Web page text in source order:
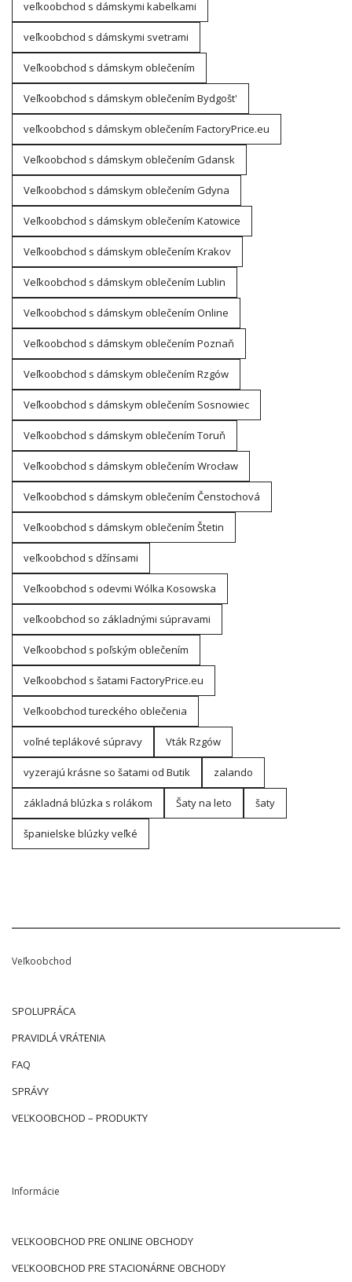
veľkoobchod s dámskymi kabelkami
veľkoobchod s dámskymi svetrami
Veľkoobchod s dámskym oblečením
Veľkoobchod s dámskym oblečením Bydgošt'
veľkoobchod s dámskym oblečením FactoryPrice.eu
Veľkoobchod s dámskym oblečením Gdansk
Veľkoobchod s dámskym oblečením Gdyna
Veľkoobchod s dámskym oblečením Katowice
Veľkoobchod s dámskym oblečením Krakov
Veľkoobchod s dámskym oblečením Lublin
Veľkoobchod s dámskym oblečením Online
Veľkoobchod s dámskym oblečením Poznaň
Veľkoobchod s dámskym oblečením Rzgów
Veľkoobchod s dámskym oblečením Sosnowiec
Veľkoobchod s dámskym oblečením Toruň
Veľkoobchod s dámskym oblečením Wrocław
Veľkoobchod s dámskym oblečením Čenstochová
Veľkoobchod s dámskym oblečením Štetin
veľkoobchod s džínsami
Veľkoobchod s odevmi Wólka Kosowska
veľkoobchod so základnými súpravami
Veľkoobchod s poľským oblečením
Veľkoobchod s šatami FactoryPrice.eu
Veľkoobchod tureckého oblečenia
voľné teplákové súpravy Vták Rzgów
vyzerajú krásne so šatami od Butik zalando
základná blúzka s rolákom Šaty na leto šaty
španielske blúzky veľké
Veľkoobchod
SPOLUPRÁCA
PRAVIDLÁ VRÁTENIA
FAQ
SPRÁVY
VEĽKOOBCHOD – PRODUKTY
Informácie
VEĽKOOBCHOD PRE ONLINE OBCHODY
VEĽKOOBCHOD PRE STACIONÁRNE OBCHODY